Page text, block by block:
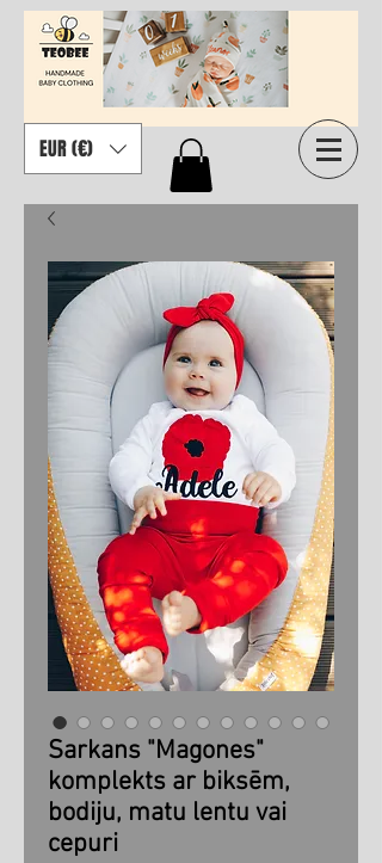
EUR (€)
Sarkans "Magones"
komplekts ar biksēm,
bodiju, matu lentu vai
cepuri